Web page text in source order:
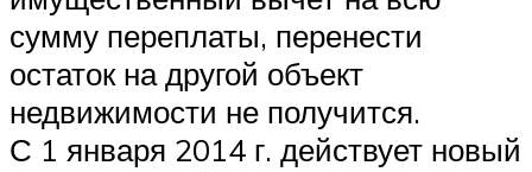
сумму переплаты, перенести
остаток на другой объект
недвижимости не получится.
С 1 января 2014 г. действует новый